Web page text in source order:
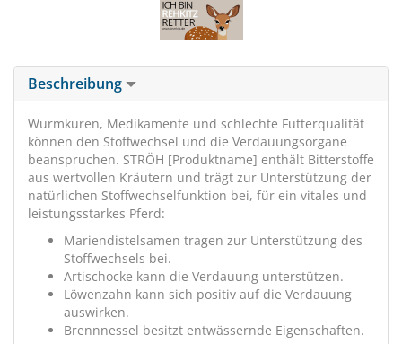
Beschreibung
Wurmkuren, Medikamente und schlechte Futterqualität
können den Stoffwechsel und die Verdauungsorgane
beanspruchen. STRÖH [Produktname] enthält Bitterstoffe
aus wertvollen Kräutern und trägt zur Unterstützung der
natürlichen Stoffwechselfunktion bei, für ein vitales und
leistungsstarkes Pferd:
Mariendistelsamen tragen zur Unterstützung des
Stoffwechsels bei.
Artischocke kann die Verdauung unterstützen.
Löwenzahn kann sich positiv auf die Verdauung
auswirken.
Brennnessel besitzt entwässernde Eigenschaften.